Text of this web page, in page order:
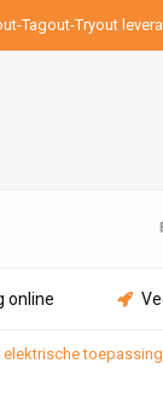
Tagout-Tryout
online